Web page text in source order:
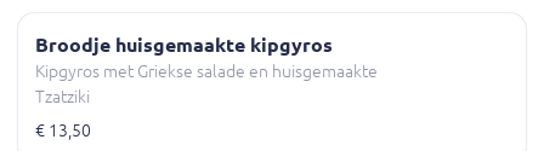
Broodje huisgemaakte kipgyros
Kipgyros met Griekse salade en huisgemaakte
Tzatziki
€ 13,50